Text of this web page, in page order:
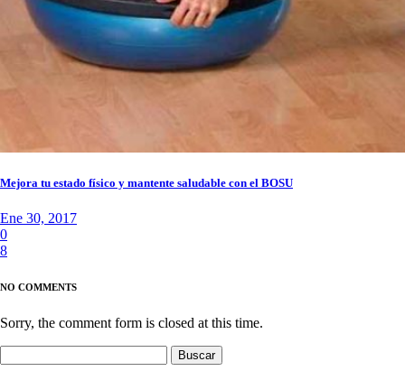
Mejora tu estado físico y mantente saludable con el BOSU
Ene 30, 2017
0
8
NO COMMENTS
Sorry, the comment form is closed at this time.